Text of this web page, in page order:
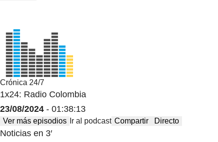
Crónica 24/7
1x24: Radio Colombia
23/08/2024 - 01:38:13
Ver más episodios Ir al podcast Compartir Directo
Noticias en 3′